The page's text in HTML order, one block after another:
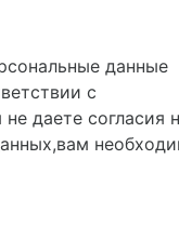
данные
с
даете согласия